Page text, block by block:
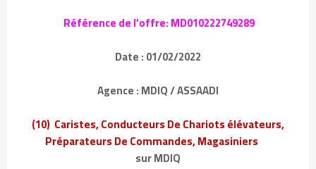
Référence de l’offre: MD010222749289
Date : 01/02/2022
Agence : MDIQ / ASSAADI
(10) Caristes, Conducteurs De Chariots élévateurs,
Préparateurs De Commandes, Magasiniers
sur MDIQ